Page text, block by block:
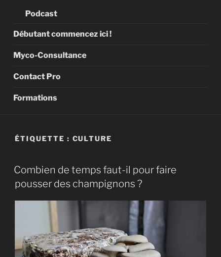
Podcast
Débutant commencez ici !
Myco-Consultance
Contact Pro
Formations
ÉTIQUETTE : CULTURE
Combien de temps faut-il pour faire
pousser des champignons ?